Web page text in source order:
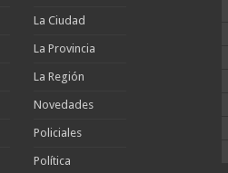
La Ciudad
La Provincia
La Región
Novedades
Policiales
Política